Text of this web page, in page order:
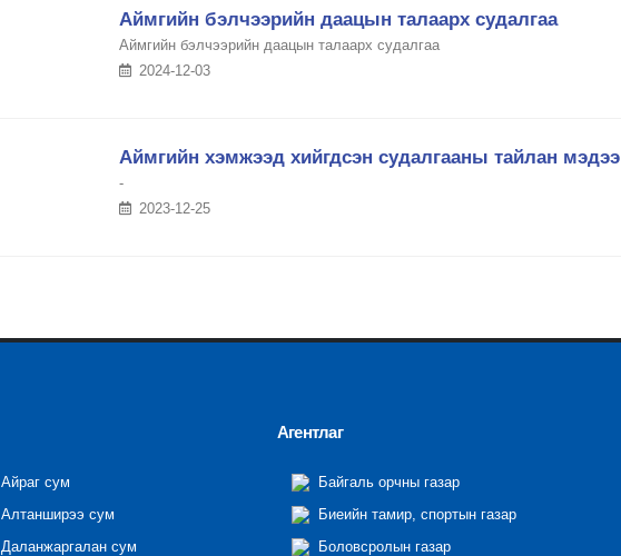
Аймгийн бэлчээрийн даацын талаарх судалгаа
Аймгийн бэлчээрийн даацын талаарх судалгаа
2024-12-03
Аймгийн хэмжээд хийгдсэн судалгааны тайлан мэдээ
-
2023-12-25
Айраг сум
Алтанширээ сум
Даланжаргалан сум
Агентлаг
Байгаль орчны газар
Биеийн тамир, спортын газар
Боловсролын газар